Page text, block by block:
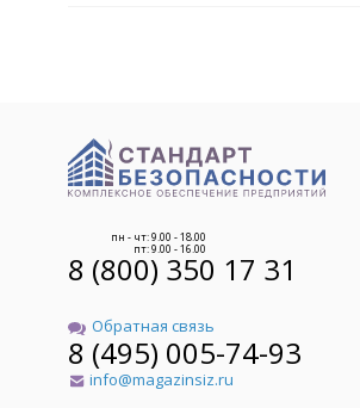
пн - чт: 9.00 - 18.00
пт: 9.00 - 16.00
8 (800) 350 17 31
Обратная связь
8 (495) 005-74-93
info@magazinsiz.ru